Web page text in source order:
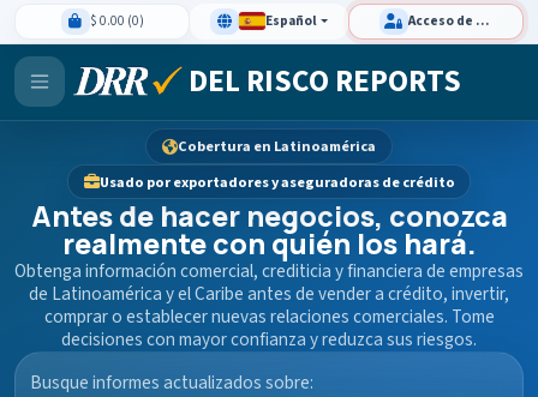
$ 0.00 (0) Español Acceso de clientes
DEL RISCO REPORTS
Cobertura en Latinoamérica
Usado por exportadores y aseguradoras de crédito
Antes de hacer negocios, conozca
realmente con quién los hará.
Obtenga información comercial, crediticia y financiera de empresas
de Latinoamérica y el Caribe antes de vender a crédito, invertir,
comprar o establecer nuevas relaciones comerciales. Tome
decisiones con mayor confianza y reduzca sus riesgos.
Busque informes actualizados sobre: